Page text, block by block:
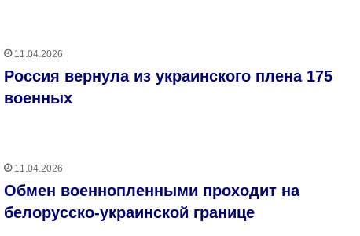
11.04.2026
Россия вернула из украинского плена 175
военных
11.04.2026
Обмен военнопленными проходит на
белорусско-украинской границе